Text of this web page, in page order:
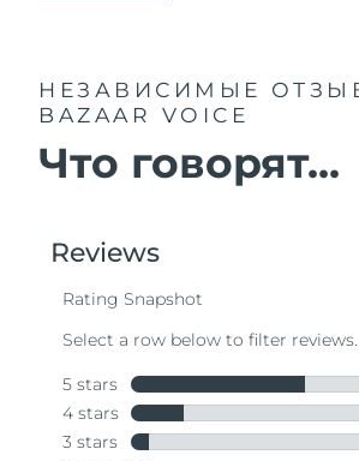
НЕЗАВИСИМЫЕ
BAZAAR VOICE
Что говорят...